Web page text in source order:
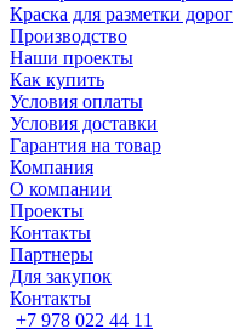
Краска для разметки дорог
Производство
Наши проекты
Как купить
Условия оплаты
Условия доставки
Гарантия на товар
Компания
О компании
Проекты
Контакты
Партнеры
Для закупок
Контакты
+7 978 022 44 11